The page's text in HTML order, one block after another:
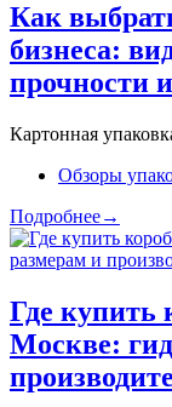
Как
бизнеса:
прочности
Картонная
Обзоры
Подробнее→
Где купить
Москве: